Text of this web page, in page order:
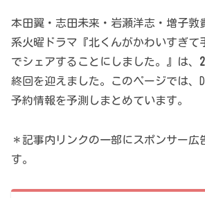
本田翼・志田未来・岩瀬洋志・増子敦
系火曜ドラマ『北くんがかわいすぎて
でシェアすることにしました。』は、
終回を迎えました。このページでは、
予約情報を予測しまとめています。
＊記事内リンクの一部にスポンサー広
す。